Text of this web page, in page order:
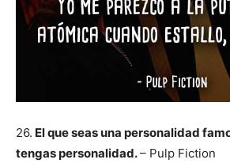
26. El que seas una personalidad
tengas personalidad.– Pulp Fiction